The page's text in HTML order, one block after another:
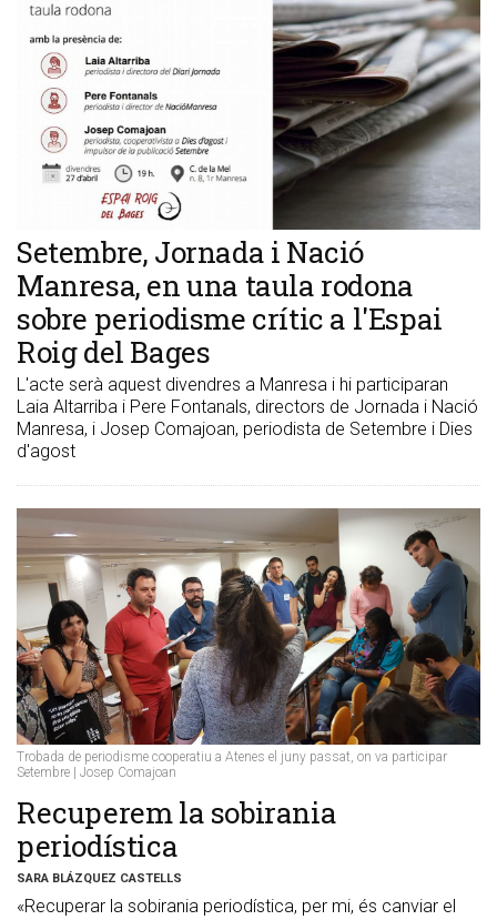
Setembre, Jornada i Nació
Manresa, en una taula rodona
sobre periodisme crític a l'Espai
Roig del Bages
L'acte serà aquest divendres a Manresa i hi participaran
Laia Altarriba i Pere Fontanals, directors de Jornada i Nació
Manresa, i Josep Comajoan, periodista de Setembre i Dies
d'agost
Trobada de periodisme cooperatiu a Atenes el juny passat, on va participar
Setembre | Josep Comajoan
Recuperem la sobirania
periodística
SARA BLÁZQUEZ CASTELLS
«Recuperar la sobirania periodística, per mi, és canviar el